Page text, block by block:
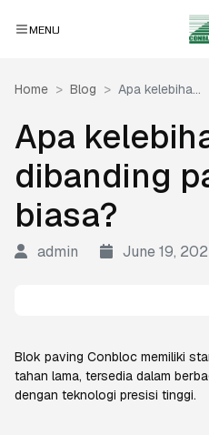
MENU
Home Blog Apa kelebiha...
Apa
dibanding
biasa?
admin June 19,
Blok paving Conbloc memiliki
tahan lama, tersedia dalam
dengan teknologi presisi tinggi.